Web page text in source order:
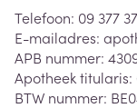
Telefoon: 09 377
E-mailadres:
APB nummer:
Apotheek titularis:
BTW nummer: